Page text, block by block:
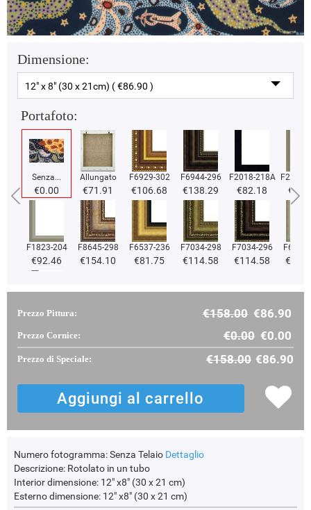
Dimensione:
12" x 8" (30 x 21cm) ( €86.90 )
Portafoto:
Senza...
€0.00
Allungato
€71.91
F6929-302
€106.68
F6944-296
€138.29
F2018-218A
€82.18
F2018-
F1823-204
€92.46
F8645-298
€154.10
F6537-236
€81.75
F7034-298
€114.58
F7034-296
€114.58
F2833-204
€97.99
Prezzo Pittura: €158.00 €86.90
Prezzo Cornice: €0.00 €0.00
Prezzo di Speciale: €158.00 €86.90
Numero fotogramma:Senza Telaio Dettaglio
Descrizione: Rotolato in un tubo
Interior dimensione: 12" x8" (30 x 21 cm)
Esterno dimensione: 12" x8" (30 x 21 cm)